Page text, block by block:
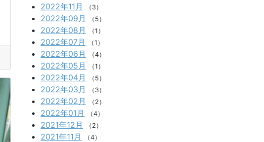
2022年11月 （3）
2022年09月 （5）
2022年08月 （1）
2022年07月 （1）
2022年06月 （4）
2022年05月 （1）
2022年04月 （5）
2022年03月 （3）
2022年02月 （2）
2022年01月 （4）
2021年12月 （2）
2021年11月 （4）